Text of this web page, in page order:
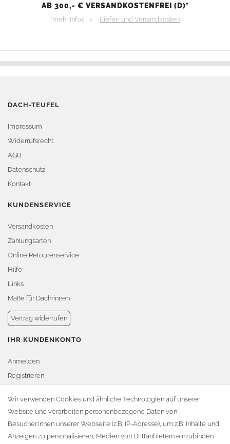
AB 300,- € VERSANDKOSTENFREI (D)*
*mehr Infos > Liefer- und Versandkosten
DACH-TEUFEL
Impressum
Widerrufsrecht
AGB
Datenschutz
Kontakt
KUNDENSERVICE
Versandkosten
Zahlungsarten
Online Retourenservice
Hilfe
Links
Maße für Dachrinnen
Vertrag widerrufen
IHR KUNDENKONTO
Anmelden
Registrieren
Warenkorb
Zur Kasse
KONTAKT
Wir verwenden Cookies und ähnliche Technologien auf unserer
Website und verarbeiten personenbezogene Daten von
Besucher:innen unserer Webseite (z.B. IP-Adresse), um z.B. Inhalte und
Anzeigen zu personalisieren, Medien von Drittanbietern einzubinden